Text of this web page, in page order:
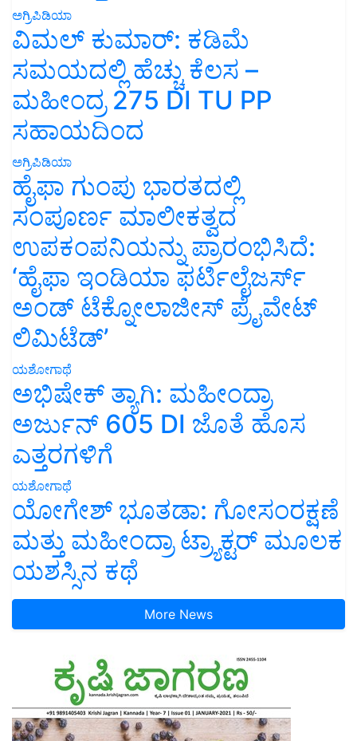
ಅಗ್ರಿಪಿಡಿಯಾ
ವಿಮಲ್ ಕುಮಾರ್: ಕಡಿಮೆ
ಸಮಯದಲ್ಲಿ ಹೆಚ್ಚು ಕೆಲಸ –
ಮಹೀಂದ್ರ 275 DI TU PP
ಸಹಾಯದಿಂದ
ಅಗ್ರಿಪಿಡಿಯಾ
ಹೈಫಾ ಗುಂಪು ಭಾರತದಲ್ಲಿ
ಸಂಪೂರ್ಣ ಮಾಲೀಕತ್ವದ
ಉಪಕಂಪನಿಯನ್ನು ಪ್ರಾರಂಭಿಸಿದೆ:
‘ಹೈಫಾ ಇಂಡಿಯಾ ಫರ್ಟಿಲೈಜರ್ಸ್
ಅಂಡ್ ಟೆಕ್ನೋಲಾಜೀಸ್ ಪ್ರೈವೇಟ್
ಲಿಮಿಟೆಡ್’
ಯಶೋಗಾಥೆ
ಅಭಿಷೇಕ್ ತ್ಯಾಗಿ: ಮಹೀಂದ್ರಾ
ಅರ್ಜುನ್ 605 DI ಜೊತೆ ಹೊಸ
ಎತ್ತರಗಳಿಗೆ
ಯಶೋಗಾಥೆ
ಯೋಗೇಶ್ ಭೂತಡಾ: ಗೋಸಂರಕ್ಷಣೆ
ಮತ್ತು ಮಹೀಂದ್ರಾ ಟ್ರ್ಯಾಕ್ಟರ್ ಮೂಲಕ
ಯಶಸ್ಸಿನ ಕಥೆ
More News